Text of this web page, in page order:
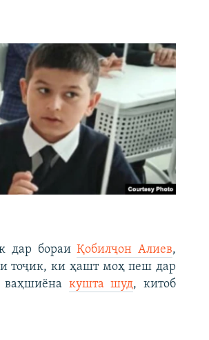
дар бораиҚобилҷон Алиев,
тоҷик, ки ҳашт моҳ пеш дар
ваҳшиёна кушта шуд, китоб